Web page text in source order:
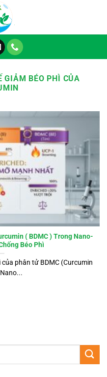
GIẢM BÉO PHÌ CỦA
( BDMC ) Trong Nano-
Béo Phì
phân tử BDMC (Curcumin